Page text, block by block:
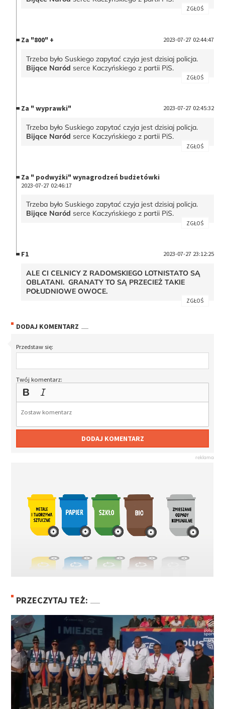
ZGŁOŚ
Za "800" + 2023-07-27 02:44:47
Trzeba było Suskiego zapytać czyja jest dzisiaj policja.
Bijące Naród serce Kaczyńskiego z partii PiS.
ZGŁOŚ
Za " wyprawki" 2023-07-27 02:45:32
Trzeba było Suskiego zapytać czyja jest dzisiaj policja.
Bijące Naród serce Kaczyńskiego z partii PiS.
ZGŁOŚ
Za " podwyżki" wynagrodzeń budżetówki
2023-07-27 02:46:17
Trzeba było Suskiego zapytać czyja jest dzisiaj policja.
Bijące Naród serce Kaczyńskiego z partii PiS.
ZGŁOŚ
F1 2023-07-27 23:12:25
ALE CI CELNICY Z RADOMSKIEGO LOTNISTATO SĄ
OBLATANI. GRANATY TO SĄ PRZECIEŻ TAKIE
POŁUDNIOWE OWOCE.
ZGŁOŚ
DODAJ KOMENTARZ
Przedstaw się:
Twój komentarz:
DODAJ KOMENTARZ
PRZECZYTAJ TEŻ: